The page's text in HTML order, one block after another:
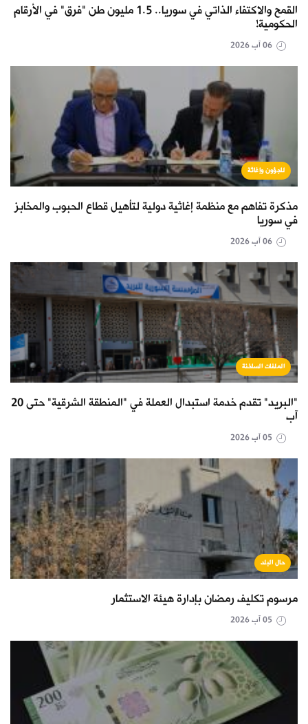
القمح والاكتفاء الذاتي في سوريا.. 1.5 مليون طن "فرق" في الأرقام
الحكومية!
لاجؤون وإغاثة
مذكرة تفاهم مع منظمة إغاثية دولية لتأهيل قطاع الحبوب والمخابز
في سوريا
الملفات الساخنة
"البريد" تقدم خدمة استبدال العملة في "المنطقة الشرقية" حتى 20
آب
حال البلد
مرسوم تكليف رمضان بإدارة هيئة الاستثمار